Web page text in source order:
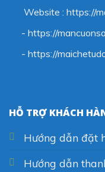
Website : https://
- https://
- https://
HỖ TRỢ KHÁCH
Hướng dẫn đặt
Hướng dẫn